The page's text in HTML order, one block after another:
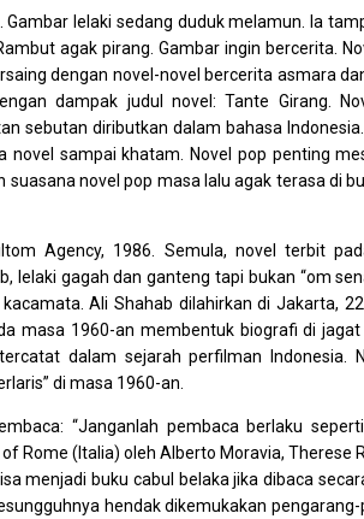
lelaki sedang duduk melamun. Ia
agak pirang. Gambar ingin bercerita.
dengan novel-novel bercerita asmara
dampak judul novel: Tante Girang.
sebutan diributkan dalam bahasa
novel sampai khatam. Novel pop penting
novel pop masa lalu agak terasa di
Agency, 1986. Semula, novel terbit
lelaki gagah dan ganteng tapi bukan “om
Ali Shahab dilahirkan di Jakarta,
masa 1960-an membentuk biografi di
dalam sejarah perfilman Indonesia.
di masa 1960-an.
“Janganlah pembaca berlaku
Rome (Italia) oleh Alberto Moravia, Therese
menjadi buku cabul belaka jika dibaca
hendak dikemukakan